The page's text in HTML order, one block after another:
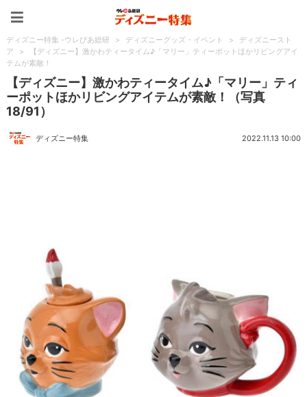
ディズニー特集 -ウレぴあ総研 > ディズニーグッズ・イベント >
ディズニースト
ア
>
【ディズニー】激かわティータイム♪「マリー」ティーポットほかリビングアイ
テムが素敵！
【ディズニー】激かわティータイム♪「マリー」ティ
ーポットほかリビングアイテムが素敵！（写真
18/91）
ディズニー特集 2022.11.13 10:00